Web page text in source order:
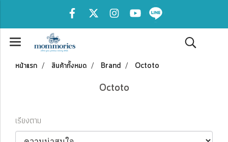
หน้าแรก สินค้าทั้งหมด Brand Octoto
Octoto
เรียงตาม